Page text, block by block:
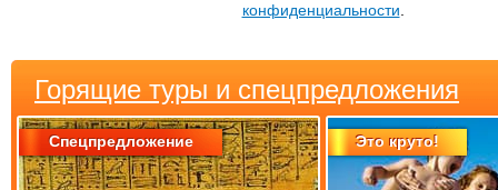
конфиденциальности
Горящие туры и спецпредложения
Спецпредложение Это круто!